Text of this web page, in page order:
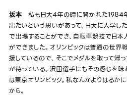
坂本私も日大4年の時に開かれた1984年
出たいという思いがあって、日大に入学し
で出場することができ、自転車競技で日本
ができました。オリンピックは普通の世界
援しているので、そこでメダルを取って帰
が待っている。沢田選手にもその感じを味
は東京オリンピック。私なんかよりはるか
から。